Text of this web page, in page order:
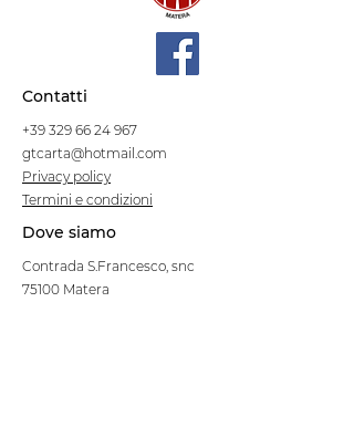
Contatti
+39 329 66 24 967
gtcarta@hotmail.com
Privacy policy
Termini e condizioni
Dove siamo
Contrada S.Francesco, snc
75100 Matera